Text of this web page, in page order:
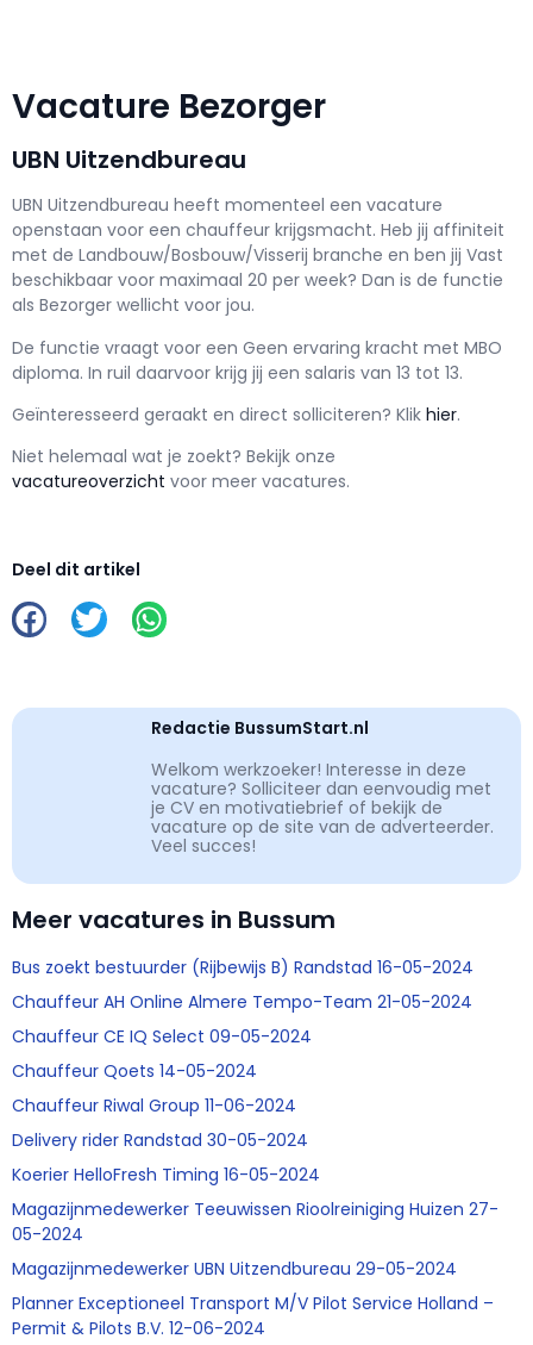
Vacature Bezorger
UBN Uitzendbureau
UBN Uitzendbureau heeft momenteel een vacature
openstaan voor een chauffeur krijgsmacht. Heb jij affiniteit
met de Landbouw/Bosbouw/Visserij branche en ben jij Vast
beschikbaar voor maximaal 20 per week? Dan is de functie
als Bezorger wellicht voor jou.
De functie vraagt voor een Geen ervaring kracht met MBO
diploma. In ruil daarvoor krijg jij een salaris van 13 tot 13.
Geïnteresseerd geraakt en direct solliciteren? Klik hier.
Niet helemaal wat je zoekt? Bekijk onze
vacatureoverzicht voor meer vacatures.
Deel dit artikel
Redactie BussumStart.nl
Welkom werkzoeker! Interesse in deze
vacature? Solliciteer dan eenvoudig met
je CV en motivatiebrief of bekijk de
vacature op de site van de adverteerder.
Veel succes!
Meer vacatures in Bussum
Bus zoekt bestuurder (Rijbewijs B) Randstad 16-05-2024
Chauffeur AH Online Almere Tempo-Team 21-05-2024
Chauffeur CE IQ Select 09-05-2024
Chauffeur Qoets 14-05-2024
Chauffeur Riwal Group 11-06-2024
Delivery rider Randstad 30-05-2024
Koerier HelloFresh Timing 16-05-2024
Magazijnmedewerker Teeuwissen Rioolreiniging Huizen 27-
05-2024
Magazijnmedewerker UBN Uitzendbureau 29-05-2024
Planner Exceptioneel Transport M/V Pilot Service Holland –
Permit & Pilots B.V. 12-06-2024